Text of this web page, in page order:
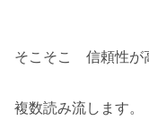
そこそこ 信頼性が
複数読み流します。